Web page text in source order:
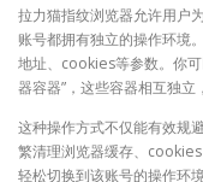
拉力猫指纹浏览器允许用户
账号都拥有独立的操作环境
地址、cookies等参数。你
器容器”，这些容器相互独立
这种操作方式不仅能有效规
繁清理浏览器缓存、
轻松切换到该账号的操作环